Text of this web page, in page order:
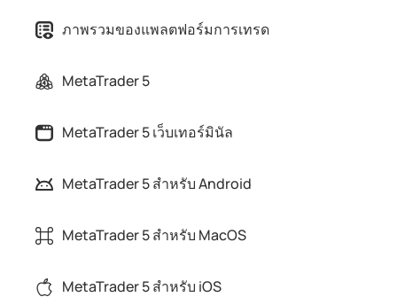
ภาพรวมของแพลตฟอร์มการเทรด
MetaTrader 5
MetaTrader 5 เว็บเทอร์มินัล
MetaTrader 5 สำหรับ Android
MetaTrader 5 สำหรับ MacOS
MetaTrader 5 สำหรับ iOS